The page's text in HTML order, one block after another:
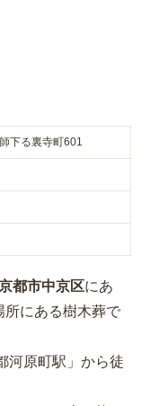
下る裏寺町601
都市中京区にあ
所にある樹木葬で
河原町駅」から徒